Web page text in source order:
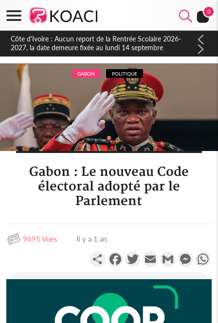
0
Côte d'Ivoire : Indépendance à Blahou, le sous-préfet : « La
fête nous invite à mesurer le chemin parcouru et à renouveler
notre engagement collectif en faveur du développement »
GABON POLITIQUE
Gabon : Le nouveau Code
électoral adopté par le
Parlement
9695 Vues Il y a 1 an
PartagerFacebookTwitterEmail Gmail